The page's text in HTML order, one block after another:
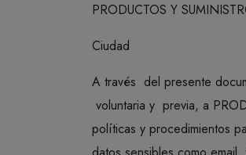
PRODUCTOS Y
Ciudad
A través del presente
voluntaria y previa, a
políticas y procedimientos